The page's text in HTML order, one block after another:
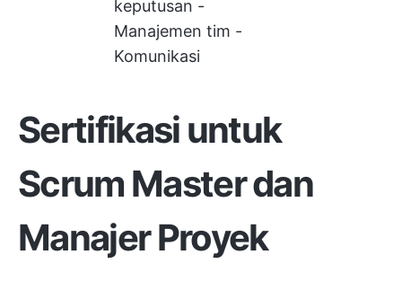
keputusan -
Manajemen tim -
Komunikasi
Sertifikasi untuk
Scrum Master dan
Manajer Proyek